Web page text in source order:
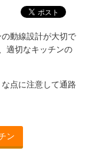
ング・床材
・家具
材
ールーム
トショールー
みのお
方へ
わせ
スタイリング
紹介Coziコンシ
りす
動線設計が大切で
適切なキッチンの
点に注意して通路
ン